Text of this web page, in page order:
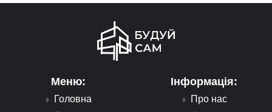
Меню:
Головна
Інформація:
Про нас